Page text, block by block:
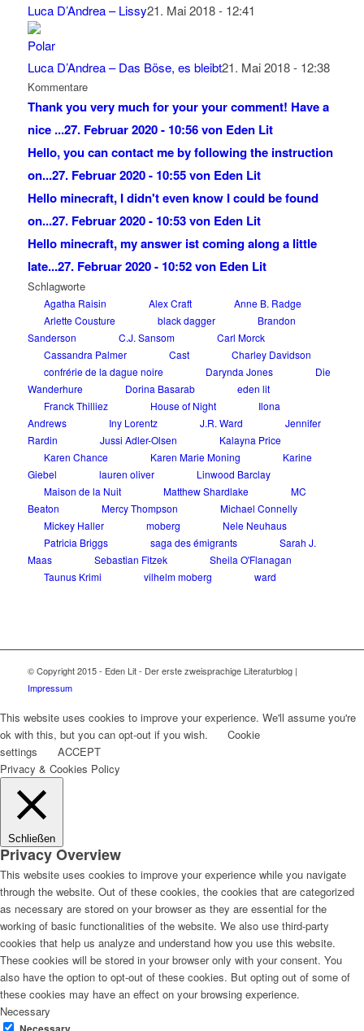
Luca D’Andrea – Lissy21. Mai 2018 - 12:41
Luca D’Andrea – Das Böse, es bleibt21. Mai 2018 - 12:38
Kommentare
Thank you very much for your your comment! Have a
nice ...27. Februar 2020 - 10:56 von Eden Lit
Hello, you can contact me by following the instruction
on...27. Februar 2020 - 10:55 von Eden Lit
Hello minecraft, I didn't even know I could be found
on...27. Februar 2020 - 10:53 von Eden Lit
Hello minecraft, my answer ist coming along a little
late...27. Februar 2020 - 10:52 von Eden Lit
Schlagworte
Agatha Raisin Alex Craft
Anne B. Radge
Arlette Cousture
black dagger
Brandon
Sanderson
C.J. Sansom
Carl Morck
Cassandra Palmer
Cast
Charley Davidson
confrérie de la dague noire
Darynda Jones
Die
Wanderhure
Dorina Basarab
eden lit
Franck Thilliez
House of Night
Ilona
Andrews
Iny Lorentz J.R. Ward
Jennifer
Rardin
Jussi Adler-Olsen
Kalayna Price
Karen Chance
Karen Marie Moning
Karine
Giebel
lauren oliver
Linwood Barclay
Maison de la Nuit
Matthew Shardlake
MC
Beaton
Mercy Thompson
Michael Connelly
Mickey Haller
moberg
Nele Neuhaus
Patricia Briggs
saga des émigrants
Sarah J.
Maas
Sebastian Fitzek
Sheila O'Flanagan
Taunus Krimi
vilhelm moberg ward
© Copyright 2015 - Eden Lit - Der erste zweisprachige Literaturblog |
Impressum
This website uses cookies to improve your experience. We'll assume you're
ok with this, but you can opt-out if you wish.
Cookie
settings
ACCEPT
Privacy & Cookies Policy
Schließen
Privacy Overview
This website uses cookies to improve your experience while you navigate
through the website. Out of these cookies, the cookies that are categorized
as necessary are stored on your browser as they are essential for the
working of basic functionalities of the website. We also use third-party
cookies that help us analyze and understand how you use this website.
These cookies will be stored in your browser only with your consent. You
also have the option to opt-out of these cookies. But opting out of some of
these cookies may have an effect on your browsing experience.
Necessary